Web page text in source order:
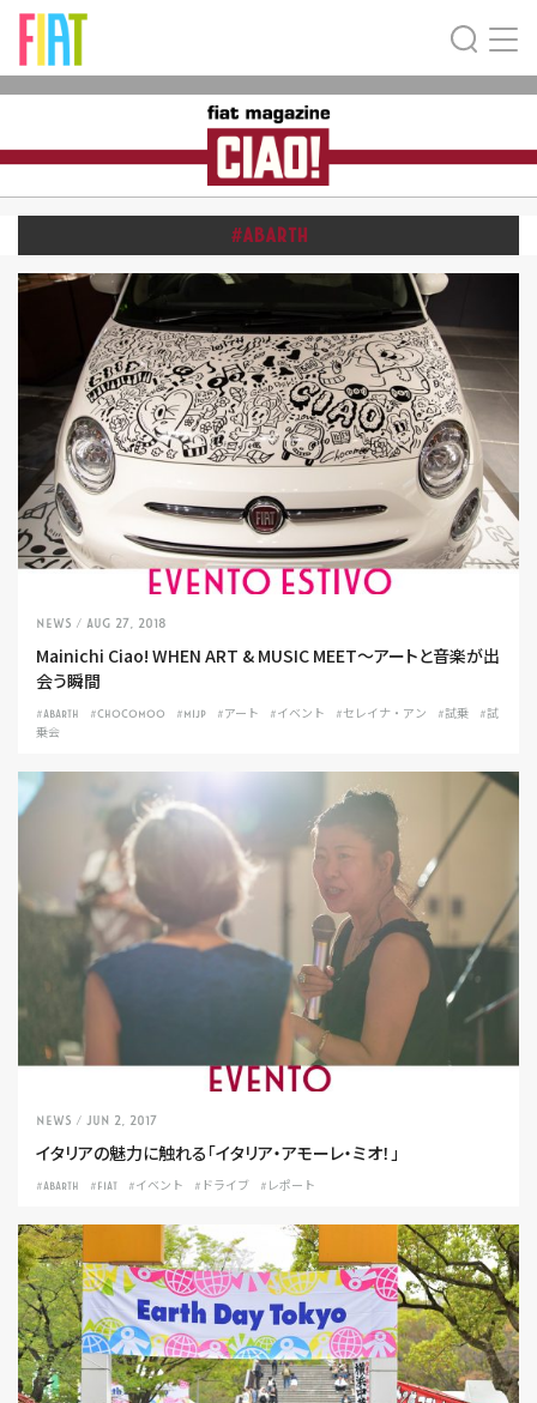
#ABARTH
NEWS / Aug 27, 2018
Mainichi Ciao! WHEN ART & MUSIC MEET〜アートと音楽が出
会う瞬間
#ABARTH #CHOCOMOO #MIJP #アート #イベント #セレイナ・アン #試乗
#試
乗会
NEWS / Jun 2, 2017
イタリアの魅力に触れる「イタリア・アモーレ・ミオ！」
#ABARTH #FIAT #イベント #ドライブ #レポート